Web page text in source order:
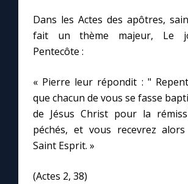
Contact
Faire un don
Marie de Nazareth
Dans les Actes des apôtres,
fait un thème majeur, Le
Pentecôte :
« Pierre leur répondit : "
que chacun de vous se fasse
de Jésus Christ pour la
péchés, et vous recevrez
Saint Esprit. »
(Actes 2, 38)